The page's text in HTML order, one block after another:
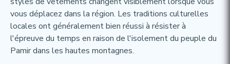
vous déplacez dans la région. Les traditions culturelles
locales ont généralement bien réussi à résister à
l'épreuve du temps en raison de l'isolement du peuple du
Pamir dans les hautes montagnes.